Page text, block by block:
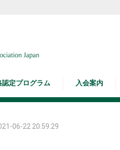
認定プログラム 入会案内
06-22 20.59.29